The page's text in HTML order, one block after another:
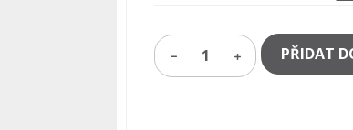
1 PŘIDAT